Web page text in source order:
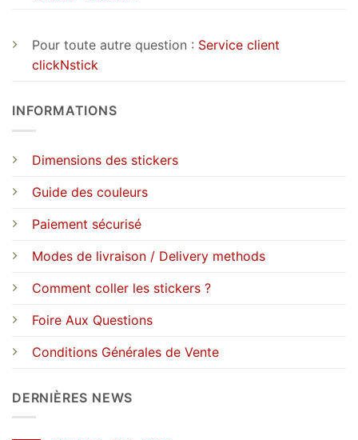
Pour toute autre question : Service client
clickNstick
INFORMATIONS
Dimensions des stickers
Guide des couleurs
Paiement sécurisé
Modes de livraison / Delivery methods
Comment coller les stickers ?
Foire Aux Questions
Conditions Générales de Vente
DERNIÈRES NEWS